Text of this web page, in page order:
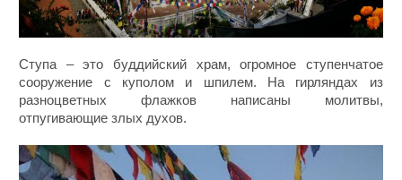
Ступа – это буддийский храм, огромное ступенчатое
сооружение с куполом и шпилем. На гирляндах из
разноцветных флажков написаны молитвы,
отпугивающие злых духов.